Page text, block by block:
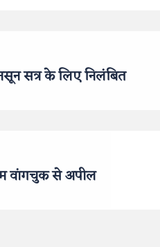
सत्र के लिए निलंबित
वांगचुक से अपील